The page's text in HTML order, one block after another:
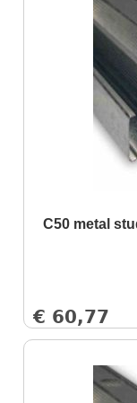
C50 metal
€ 60,77